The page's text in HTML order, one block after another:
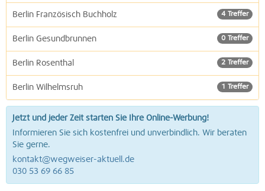
4 Treffer
Berlin Französisch Buchholz
0 Treffer
Berlin Gesundbrunnen
2 Treffer
Berlin Rosenthal
1 Treffer
Berlin Wilhelmsruh
Jetzt und jeder Zeit starten Sie Ihre Online-Werbung!
Informieren Sie sich kostenfrei und unverbindlich. Wir beraten
Sie gerne.
kontakt@wegweiser-aktuell.de
030 53 69 66 85